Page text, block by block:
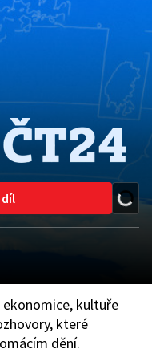
kultuře
které
dění.